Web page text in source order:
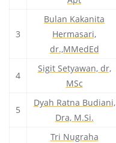
3
Bulan Kakanita
Hermasari,
dr.,MMedEd
4
Sigit Setyawan, dr,
MSc
5
Dyah Ratna Budiani,
Dra, M.Si.
Tri Nugraha